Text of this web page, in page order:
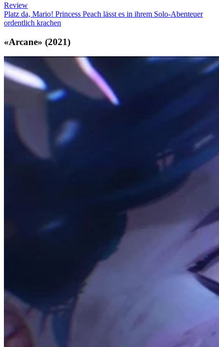
Review
Platz da, Mario! Princess Peach lässt es in ihrem Solo-Abenteuer
ordentlich krachen
«Arcane» (2021)